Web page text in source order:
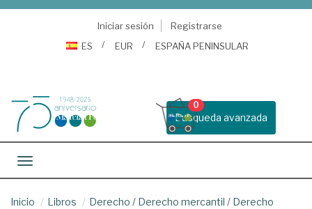
Iniciar sesión
Registrarse
ES
EUR ESPAÑA PENINSULAR
Busqueda avanzada
0
Toggle navigation
Inicio Libros Derecho / Derecho mercantil / Derecho